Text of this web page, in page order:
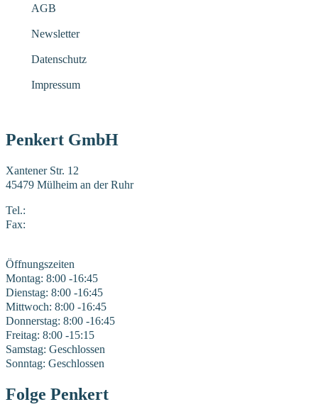
AGB
Newsletter
Datenschutz
Impressum
Penkert GmbH
Xantener Str. 12
45479 Mülheim an der Ruhr
Tel.:
Fax:
Öffnungszeiten
Montag: 8:00 -16:45
Dienstag: 8:00 -16:45
Mittwoch: 8:00 -16:45
Donnerstag: 8:00 -16:45
Freitag: 8:00 -15:15
Samstag: Geschlossen
Sonntag: Geschlossen
Folge Penkert